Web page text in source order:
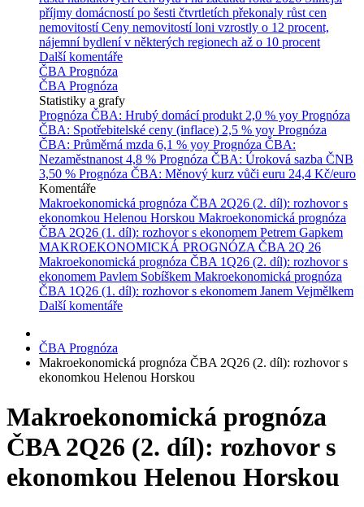
příjmy domácností po šesti čtvrtletích překonaly růst cen
nemovitostí Ceny nemovitostí loni vzrostly o 12 procent,
nájemní bydlení v některých regionech až o 10 procent
Další komentáře
ČBA Prognóza
ČBA Prognóza
Statistiky a grafy
Prognóza ČBA: Hrubý domácí produkt 2,0 % yoy Prognóza
ČBA: Spotřebitelské ceny (inflace) 2,5 % yoy Prognóza
ČBA: Průměrná mzda 6,1 % yoy Prognóza ČBA:
Nezaměstnanost 4,8 % Prognóza ČBA: Úroková sazba ČNB
3,50 % Prognóza ČBA: Měnový kurz vůči euru 24,4 Kč/euro
Komentáře
Makroekonomická prognóza ČBA 2Q26 (2. díl): rozhovor s
ekonomkou Helenou Horskou Makroekonomická prognóza
ČBA 2Q26 (1. díl): rozhovor s ekonomem Petrem Gapkem
MAKROEKONOMICKÁ PROGNÓZA ČBA 2Q 26
Makroekonomická prognóza ČBA 1Q26 (2. díl): rozhovor s
ekonomem Pavlem Sobíškem Makroekonomická prognóza
ČBA 1Q26 (1. díl): rozhovor s ekonomem Janem Vejmělkem
Další komentáře
ČBA Prognóza
Makroekonomická prognóza ČBA 2Q26 (2. díl): rozhovor s
ekonomkou Helenou Horskou
Makroekonomická prognóza
ČBA 2Q26 (2. díl): rozhovor s
ekonomkou Helenou Horskou